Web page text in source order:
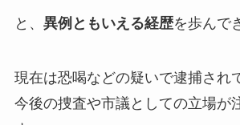
と、 異例ともいえる経歴を歩んで
現在は恐喝などの疑いで逮捕され
今後の捜査や市議としての立場が